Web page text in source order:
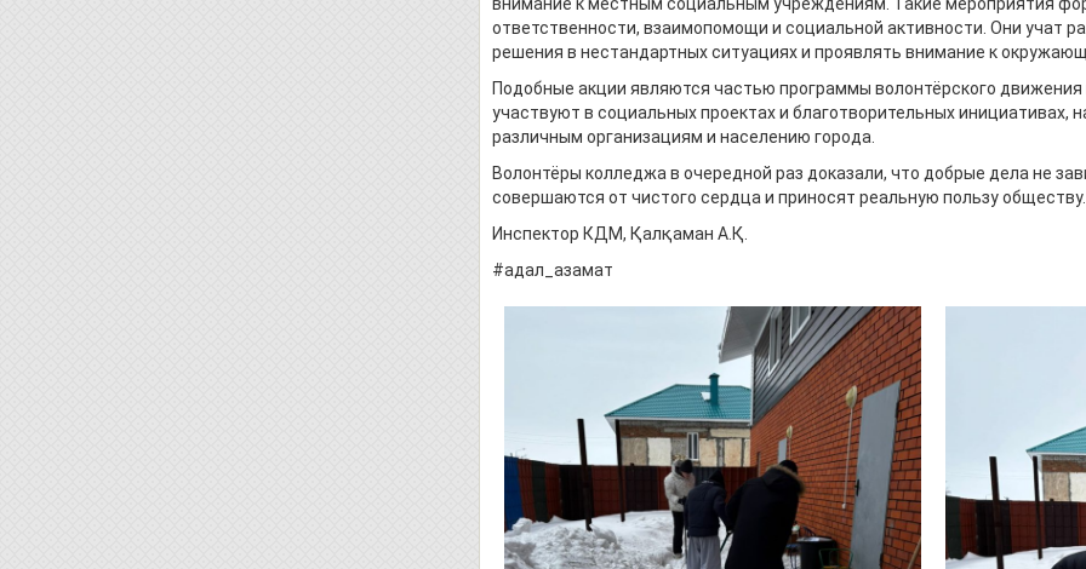
ответственности, взаимопомощи и социальной активности. Они учат
решения в нестандартных ситуациях и проявлять внимание к
Подобные акции являются частью программы волонтёрского
участвуют в социальных проектах и благотворительных инициативах,
различным организациям и населению города.
Волонтёры колледжа в очередной раз доказали, что добрые дела не
совершаются от чистого сердца и приносят реальную пользу обществу.
Инспектор КДМ, Қалқаман А.Қ.
#адал_азамат